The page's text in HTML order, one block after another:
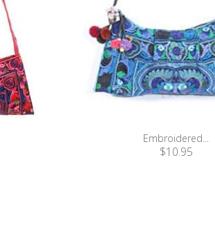
Embroidered...
$10.95